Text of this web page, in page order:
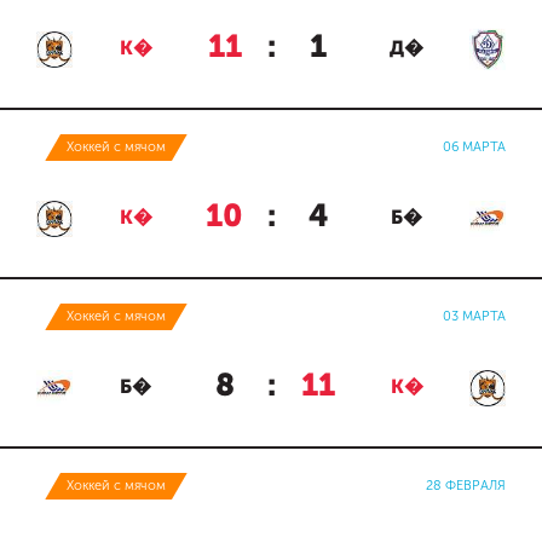
К� 11 : 1 Д�
Хоккей с мячом 06 МАРТА
К� 10 : 4 Б�
Хоккей с мячом 03 МАРТА
Б� 8 : 11 К�
Хоккей с мячом 28 ФЕВРАЛЯ